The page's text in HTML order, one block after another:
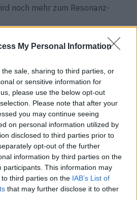
My Personal Information
sale, sharing to third parties, or
or sensitive information for
please use the below opt-out
Please note that after your
you may continue seeing
on personal information utilized by
disclosed to third parties prior to
opt-out of the further
information by third parties on the
participants. This information may
third parties on the IAB’s List of
that may further disclose it to other
noch mehr zum Resonanz-
und das Misstrauen
Menschen kaufen
Economy gewinnt in
stark an Auftrieb, traditionelle
eine Renaissance. Urban
lösen kapitalistische
Gemeinschaften
Economy mit autonomen
wie Cradle to Cradle oder
in den Alltag der
– als ebenso gewünschte wie